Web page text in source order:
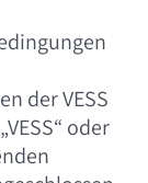
der VESS
oder